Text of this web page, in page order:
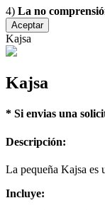
4) La no
Aceptar
Kajsa
Kajsa
* Si envias una
Descripción:
La pequeña Kajsa es
Incluye: